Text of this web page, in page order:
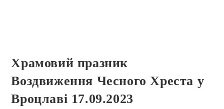
Храмовий празник
Воздвиження Чесного Хреста у
Вроцлаві 17.09.2023